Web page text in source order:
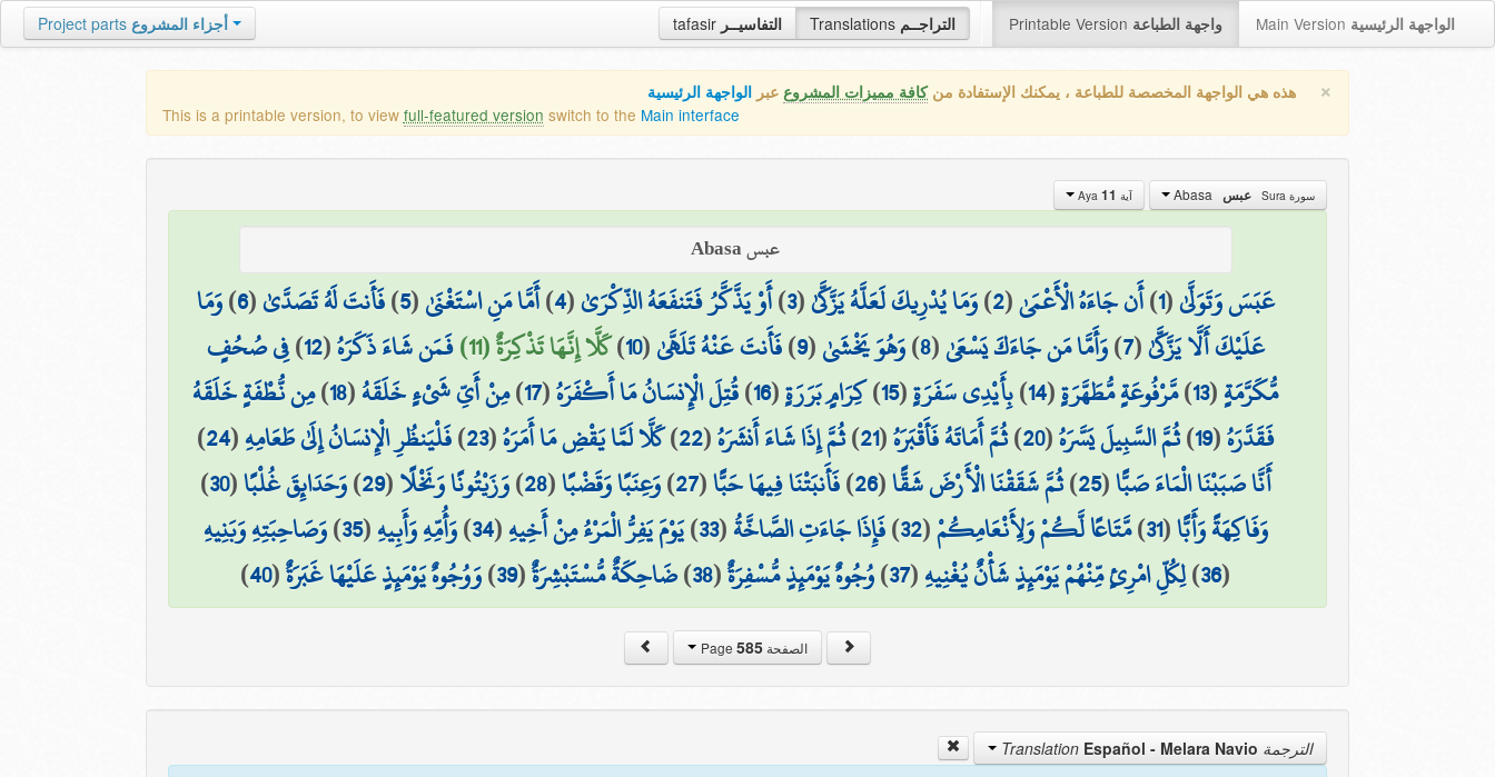
tafasir التفاسيــر Translations التراجــم Printable Version واجهة الطباعة Main Version الواجهة الرئيسية Project parts أجزاء المشروع
× هذه هي الواجهة المخصصة للطباعة ، يمكنك الإستفادة منكافة مميزات المشروع عبر الواجهة الرئيسية
This is a printable version, to view full-featured version switch to the Main interface
سورة Sura عبس آية Aya 11
عبس Abasa
عَبَسَ وَتَوَلَّىٰ(
1
)أَن جَاءَهُ الْأَعْمَىٰ(
2
)وَمَا يُدْرِيكَ لَعَلَّهُ يَزَّكَّىٰ(
3
)أَوْ يَذَّكَّرُ فَتَنفَعَهُ الذِّكْرَىٰ(
4
)أَمَّا مَنِ اسْتَغْنَىٰ(
5
)فَأَنتَ لَهُ تَصَدَّىٰ(
6
)وَمَا
عَلَيْكَ أَلَّا يَزَّكَّىٰ(
7
)وَأَمَّا مَن جَاءَكَ يَسْعَىٰ(
8
)وَهُوَ يَخْشَىٰ(
9
)فَأَنتَ عَنْهُ تَلَهَّىٰ(
10
)كَلَّا إِنَّهَا تَذْكِرَةٌ (11) فَمَن شَاءَ ذَكَرَهُ(
12
)فِي صُحُفٍ
مُّكَرَّمَةٍ(
13
)مَّرْفُوعَةٍ مُّطَهَّرَةٍ(
14
)بِأَيْدِي سَفَرَةٍ(
15
)كِرَامٍ بَرَرَةٍ(
16
)قُتِلَ الْإِنسَانُ مَا أَكْفَرَهُ(
17
)مِنْ أَيِّ شَيْءٍ خَلَقَهُ(
18
)مِن نُّطْفَةٍ خَلَقَهُ
فَقَدَّرَهُ(
19
)ثُمَّ السَّبِيلَ يَسَّرَهُ(
20
)ثُمَّ أَمَاتَهُ فَأَقْبَرَهُ(
21
)ثُمَّ إِذَا شَاءَ أَنشَرَهُ(
22
)كَلَّا لَمَّا يَقْضِ مَا أَمَرَهُ(
23
)فَلْيَنظُرِ الْإِنسَانُ إِلَىٰ طَعَامِهِ(
24
)
أَنَّا صَبَبْنَا الْمَاءَ صَبًّا(
25
)ثُمَّ شَقَقْنَا الْأَرْضَ شَقًّا(
26
)فَأَنبَتْنَا فِيهَا حَبًّا(
27
)وَعِنَبًا وَقَضْبًا(
28
)وَزَيْتُونًا وَنَخْلًا(
29
)وَحَدَائِقَ غُلْبًا(
30
)
وَفَاكِهَةً وَأَبًّا(
31
)مَّتَاعًا لَّكُمْ وَلِأَنْعَامِكُمْ(
32
)فَإِذَا جَاءَتِ الصَّاخَّةُ(
33
)يَوْمَ يَفِرُّ الْمَرْءُ مِنْ أَخِيهِ(
34
)وَأُمِّهِ وَأَبِيهِ(
35
)وَصَاحِبَتِهِ وَبَنِيهِ
(
36
)لِكُلِّ امْرِئٍ مِّنْهُمْ يَوْمَئِذٍ شَأْنٌ يُغْنِيهِ(
37
)وُجُوهٌ يَوْمَئِذٍ مُّسْفِرَةٌ(
38
)ضَاحِكَةٌ مُّسْتَبْشِرَةٌ(
39
)وَوُجُوهٌ يَوْمَئِذٍ عَلَيْهَا غَبَرَةٌ(
40
)
الصفحة Page585
الترجمة Translation Español - Melara Navio